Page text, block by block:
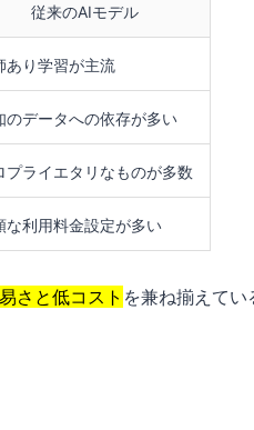
従来のAIモデル
あり学習が主流
のデータへの依存が多い
プライエタリなものが多数
な利用料金設定が多い
さと低コスト を兼ね揃えてい